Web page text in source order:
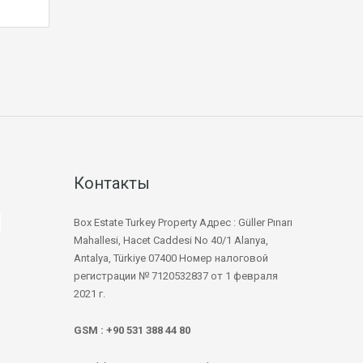
Контакты
Box Estate Turkey Property Адрес : Güller Pınarı
Mahallesi, Hacet Caddesi No 40/1 Alanya,
Antalya, Türkiye 07400 Номер налоговой
регистрации № 7120532837 от 1 февраля
2021 г.
GSM : +90 531 388 44 80